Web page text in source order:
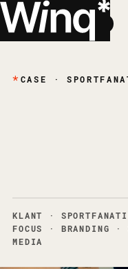
EN
CASE ·
KLANT ·
FOCUS
· BRANDING ·
MEDIA